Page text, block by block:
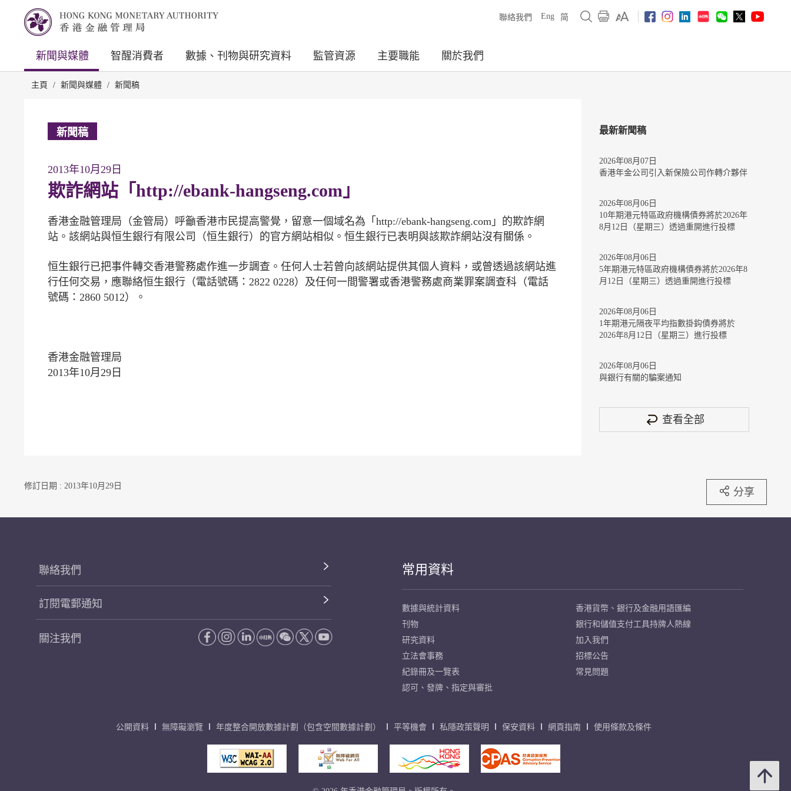
聯絡我們 Eng 简
新聞與媒體 智醒消費者 數據、刊物與研究資料 監管資源 主要職能 關於我們
主頁 / 新聞與媒體 / 新聞稿
新聞稿
2013年10月29日
欺詐網站「http://ebank-hangseng.com」
香港金融管理局（金管局）呼籲香港市民提高警覺，留意一個域名為「http://ebank-hangseng.com」的欺詐網
站。該網站與恒生銀行有限公司（恒生銀行）的官方網站相似。恒生銀行已表明與該欺詐網站沒有關係。
恒生銀行已把事件轉交香港警務處作進一步調查。任何人士若曾向該網站提供其個人資料，或曾透過該網站進
行任何交易，應聯絡恒生銀行（電話號碼：2822 0228）及任何一間警署或香港警務處商業罪案調查科（電話
號碼：2860 5012）。
香港金融管理局
2013年10月29日
最新新聞稿
2026年08月07日
香港年金公司引入新保險公司作轉介夥伴
2026年08月06日
10年期港元特區政府機構債券將於2026年
8月12日（星期三）透過重開進行投標
2026年08月06日
5年期港元特區政府機構債券將於2026年8
月12日（星期三）透過重開進行投標
2026年08月06日
1年期港元隔夜平均指數掛鈎債券將於
2026年8月12日（星期三）進行投標
2026年08月06日
與銀行有關的騙案通知
查看全部
修訂日期 : 2013年10月29日 分享
聯絡我們
訂閱電郵通知
關注我們
常用資料
數據與統計資料
刊物
研究資料
立法會事務
紀錄冊及一覽表
認可、發牌、指定與審批
香港貨幣、銀行及金融用語匯編
銀行和儲值支付工具持牌人熱線
加入我們
招標公告
常見問題
公開資料 無障礙瀏覽 年度整合開放數據計劃（包含空間數據計劃） 平等機會 私隱政策聲明 保安資料 網頁指南 使用條款及條件